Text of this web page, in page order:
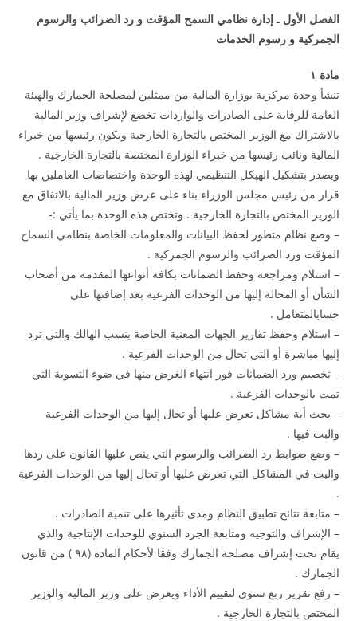
الفصل الأول ـ إدارة نظامي السمح المؤقت و رد الضرائب والرسوم
الجمركية و رسوم الخدمات
مادة ۱
تنشأ وحدة مركزية بوزارة المالية من ممثلين لمصلحة الجمارك والهيئة
العامة للرقابة على الصادرات والواردات تخضع لإشراف وزير المالية
بالاشتراك مع الوزير المختص بالتجارة الخارجية ويكون رئيسها من خبراء
المالية ونائب رئيسها من خبراء الوزارة المختصة بالتجارة الخارجية .
ويصدر بتشكيل الهيكل التنظيمي لهذه الوحدة واختصاصات العاملين بها
قرار من رئيس مجلس الوزراء بناء على عرض وزير المالية بالاتفاق مع
الوزير المختص بالتجارة الخارجية . وتختص هذه الوحدة بما يأتي :-
– وضع نظام متطور لحفظ البيانات والمعلومات الخاصة بنظامي السماح
المؤقت ورد الضرائب والرسوم الجمركية .
– استلام ومراجعة وحفظ الضمانات بكافة أنواعها المقدمة من أصحاب
الشأن أو المحالة إليها من الوحدات الفرعية بعد إضافتها على
حسابالمتعامل .
– استلام وحفظ تقارير الجهات المعنية الخاصة بنسب الهالك والتي ترد
إليها مباشرة أو التي تحال من الوحدات الفرعية .
– تخصيم ورد الضمانات فور انتهاء الغرض منها في ضوء التسوية التي
تمت بالوحدات الفرعية .
– بحث أية مشاكل تعرض عليها أو تحال إليها من الوحدات الفرعية
والبت فيها .
– وضع ضوابط رد الضرائب والرسوم التي ينص عليها القانون على ردها
والبت في المشاكل التي تعرض عليها أو تحال إليها من الوحدات الفرعية
.
– متابعة نتائج تطبيق النظام ومدى تأثيرها على تنمية الصادرات .
– الإشراف والتوجيه ومتابعة الجرد السنوي للوحدات الإنتاجية والذي
يقام تحت إشراف مصلحة الجمارك وفقا لأحكام المادة (۹۸ ) من قانون
الجمارك .
– رفع تقرير ربع سنوي لتقييم الأداء ويعرض على وزير المالية والوزير
المختص بالتجارة الخارجية .